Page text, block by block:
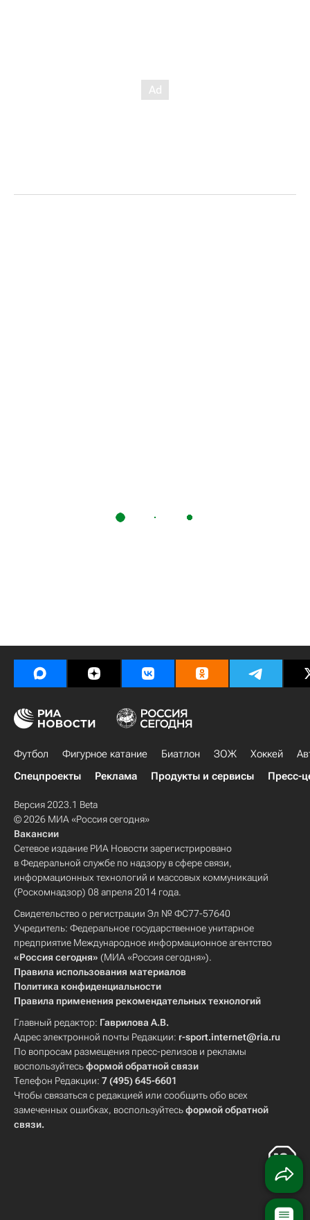
Футбол Фигурное катание Биатлон ЗОЖ Хоккей
Спецпроекты
Реклама Продукты и сервисы Пресс-
Версия 2023.1 Beta
© 2026 МИА «Россия сегодня»
Вакансии
Сетевое издание РИА Новости зарегистрировано
в Федеральной службе по надзору в сфере связи,
информационных технологий и массовых коммуникаций
(Роскомнадзор) 08 апреля 2014 года.
Свидетельство о регистрации Эл № ФС77-57640
Учредитель: Федеральное государственное унитарное
предприятие Международное информационное агентство
«Россия сегодня» (МИА «Россия сегодня»).
Правила использования материалов
Политика конфиденциальности
Правила применения рекомендательных технологий
Главный редактор: Гаврилова А.В.
Адрес электронной почты Редакции: r-sport.internet@ria.ru
По вопросам размещения пресс-релизов и рекламы
воспользуйтесьформой обратной связи
Телефон Редакции: 7 (495) 645-6601
Чтобы связаться с редакцией или сообщить обо всех
замеченных ошибках, воспользуйтесьформой обратной
связи.